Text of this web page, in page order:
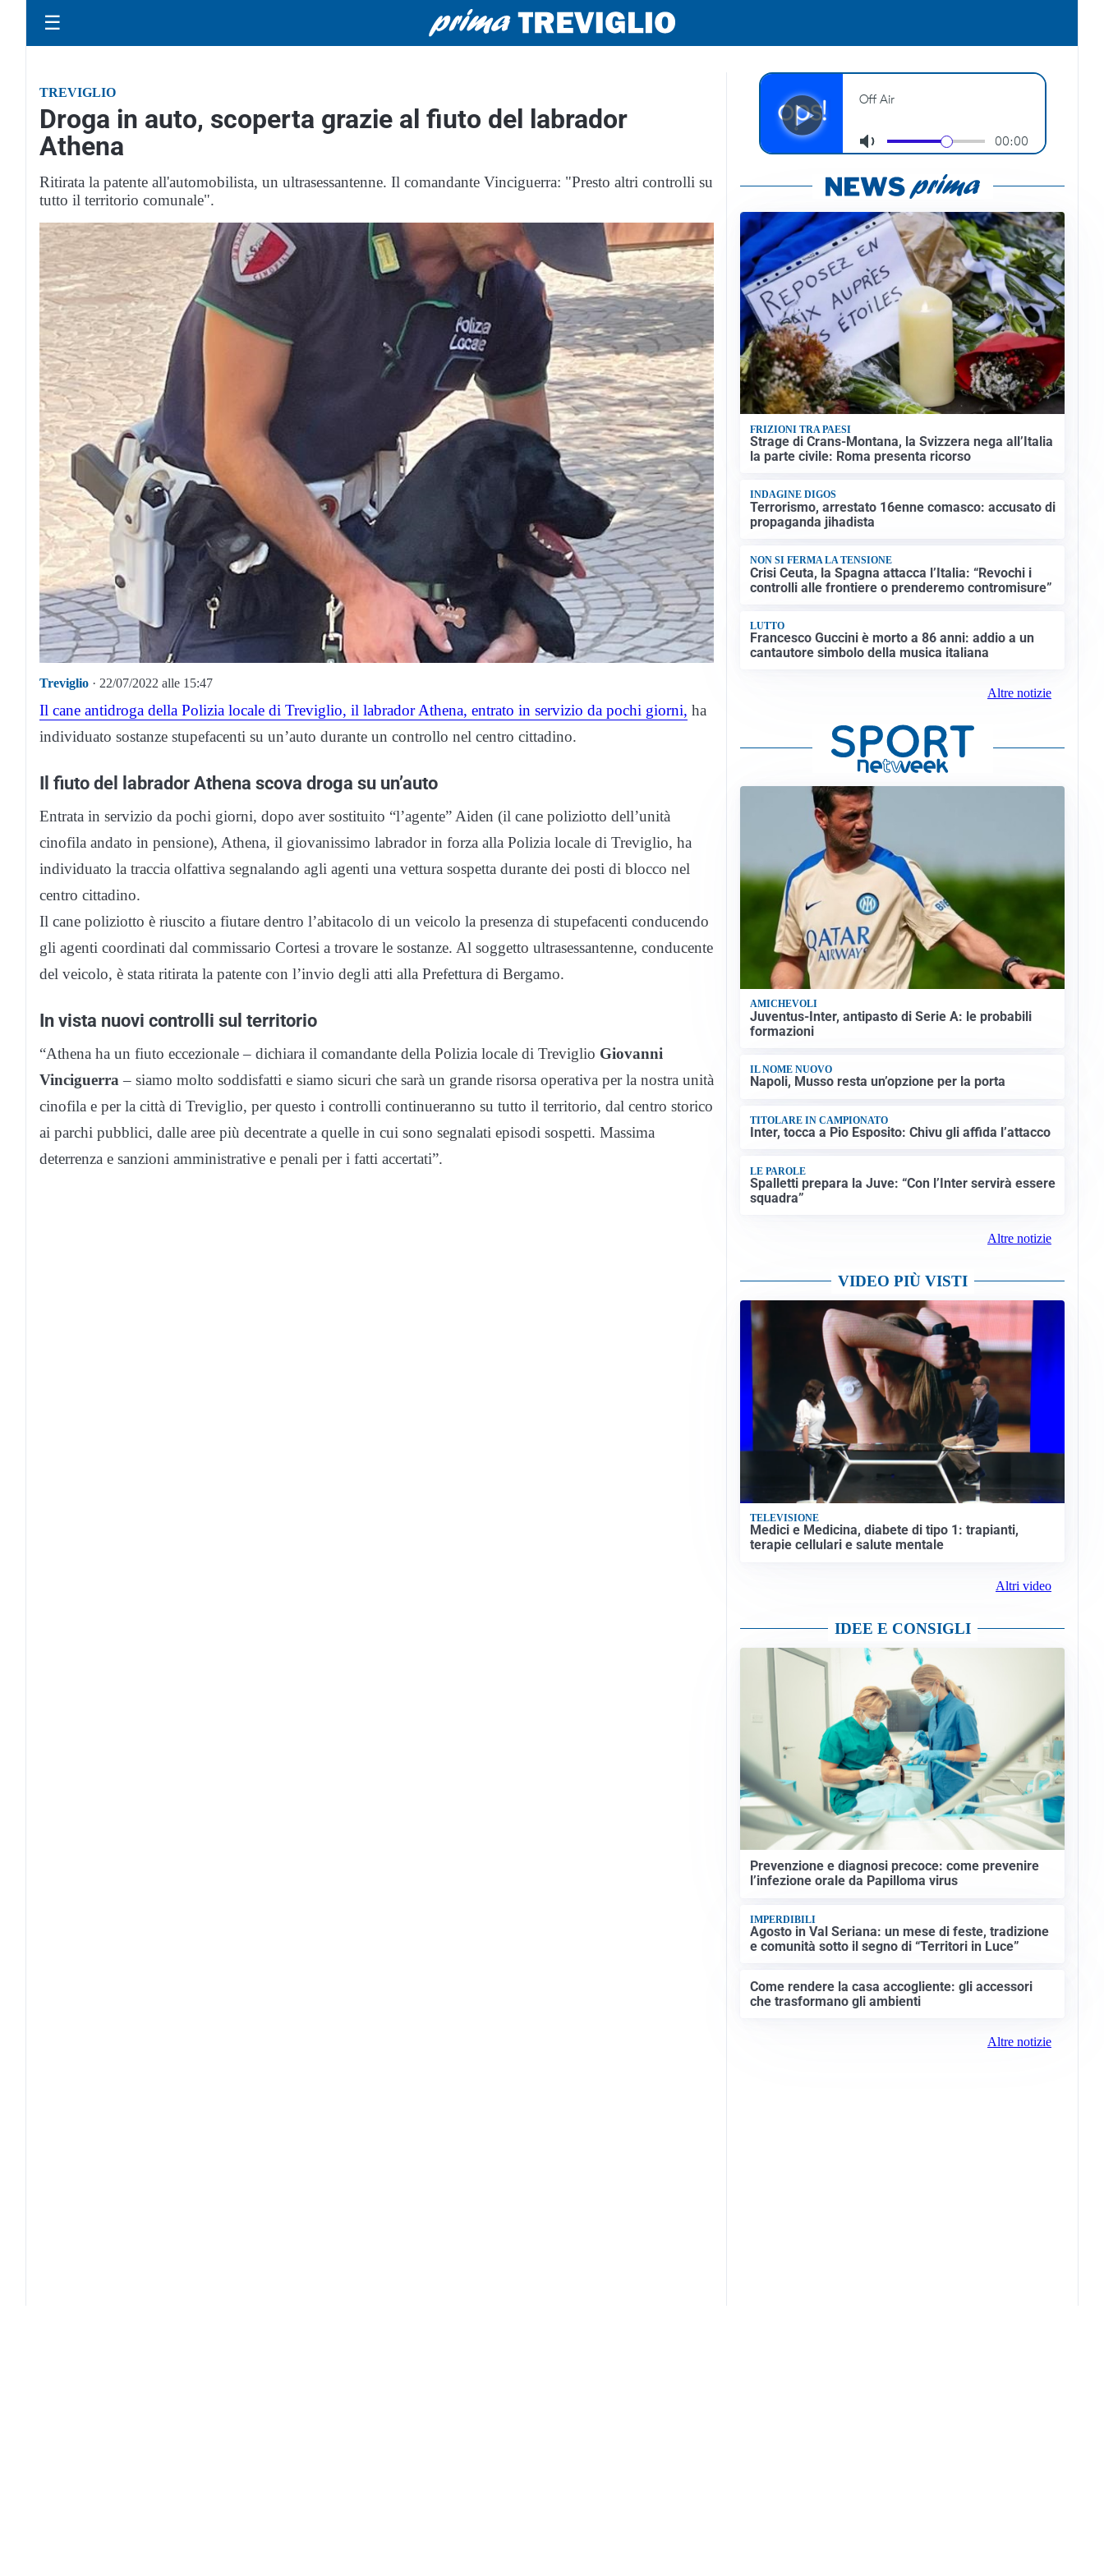
☰
TREVIGLIO
Droga in auto, scoperta grazie al fiuto del labrador
Athena
Ritirata la patente all'automobilista, un ultrasessantenne. Il comandante Vinciguerra: "Presto altri controlli su
tutto il territorio comunale".
Treviglio · 22/07/2022 alle 15:47
Il cane antidroga della Polizia locale di Treviglio, il labrador Athena, entrato in servizio da pochi giorni, ha
individuato sostanze stupefacenti su un’auto durante un controllo nel centro cittadino.
Il fiuto del labrador Athena scova droga su un’auto
Entrata in servizio da pochi giorni, dopo aver sostituito “l’agente” Aiden (il cane poliziotto dell’unità
cinofila andato in pensione), Athena, il giovanissimo labrador in forza alla Polizia locale di Treviglio, ha
individuato la traccia olfattiva segnalando agli agenti una vettura sospetta durante dei posti di blocco nel
centro cittadino.
Il cane poliziotto è riuscito a fiutare dentro l’abitacolo di un veicolo la presenza di stupefacenti conducendo
gli agenti coordinati dal commissario Cortesi a trovare le sostanze. Al soggetto ultrasessantenne, conducente
del veicolo, è stata ritirata la patente con l’invio degli atti alla Prefettura di Bergamo.
In vista nuovi controlli sul territorio
“Athena ha un fiuto eccezionale – dichiara il comandante della Polizia locale di Treviglio Giovanni
Vinciguerra – siamo molto soddisfatti e siamo sicuri che sarà un grande risorsa operativa per la nostra unità
cinofila e per la città di Treviglio, per questo i controlli continueranno su tutto il territorio, dal centro storico
ai parchi pubblici, dalle aree più decentrate a quelle in cui sono segnalati episodi sospetti. Massima
deterrenza e sanzioni amministrative e penali per i fatti accertati”.
FRIZIONI TRA PAESI
Strage di Crans-Montana, la Svizzera nega all’Italia
la parte civile: Roma presenta ricorso
INDAGINE DIGOS
Terrorismo, arrestato 16enne comasco: accusato di
propaganda jihadista
NON SI FERMA LA TENSIONE
Crisi Ceuta, la Spagna attacca l’Italia: “Revochi i
controlli alle frontiere o prenderemo contromisure”
LUTTO
Francesco Guccini è morto a 86 anni: addio a un
cantautore simbolo della musica italiana
Altre notizie
AMICHEVOLI
Juventus-Inter, antipasto di Serie A: le probabili
formazioni
IL NOME NUOVO
Napoli, Musso resta un’opzione per la porta
TITOLARE IN CAMPIONATO
Inter, tocca a Pio Esposito: Chivu gli affida l’attacco
LE PAROLE
Spalletti prepara la Juve: “Con l’Inter servirà essere
squadra”
Altre notizie
VIDEO PIÙ VISTI
TELEVISIONE
Medici e Medicina, diabete di tipo 1: trapianti,
terapie cellulari e salute mentale
Altri video
IDEE E CONSIGLI
Prevenzione e diagnosi precoce: come prevenire
l’infezione orale da Papilloma virus
IMPERDIBILI
Agosto in Val Seriana: un mese di feste, tradizione
e comunità sotto il segno di “Territori in Luce”
Come rendere la casa accogliente: gli accessori
che trasformano gli ambienti
Altre notizie